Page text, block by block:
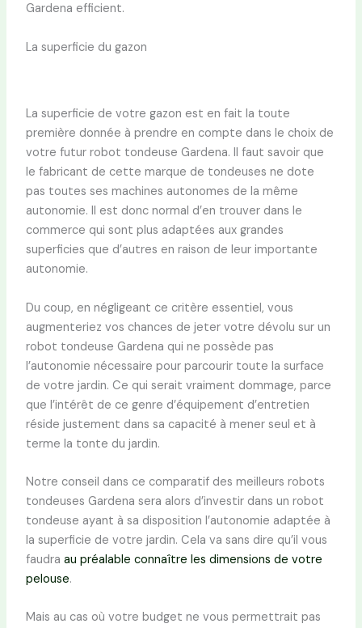
Gardena efficient.
La superficie du gazon
La superficie de votre gazon est en fait la toute
première donnée à prendre en compte dans le choix de
votre futur robot tondeuse Gardena. Il faut savoir que
le fabricant de cette marque de tondeuses ne dote
pas toutes ses machines autonomes de la même
autonomie. Il est donc normal d’en trouver dans le
commerce qui sont plus adaptées aux grandes
superficies que d’autres en raison de leur importante
autonomie.
Du coup, en négligeant ce critère essentiel, vous
augmenteriez vos chances de jeter votre dévolu sur un
robot tondeuse Gardena qui ne possède pas
l’autonomie nécessaire pour parcourir toute la surface
de votre jardin. Ce qui serait vraiment dommage, parce
que l’intérêt de ce genre d’équipement d’entretien
réside justement dans sa capacité à mener seul et à
terme la tonte du jardin.
Notre conseil dans ce comparatif des meilleurs robots
tondeuses Gardena sera alors d’investir dans un robot
tondeuse ayant à sa disposition l’autonomie adaptée à
la superficie de votre jardin. Cela va sans dire qu’il vous
faudra au préalable connaître les dimensions de votre
pelouse.
Mais au cas où votre budget ne vous permettrait pas